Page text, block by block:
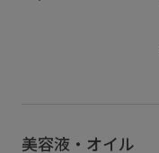
美容液・オイル